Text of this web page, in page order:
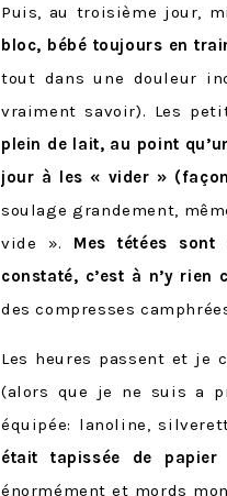
Puis, au troisième jour,
bloc, bébé toujours en
tout dans une douleur
vraiment savoir). Les
plein de lait, au point
jour à les « vider »
soulage grandement,
vide ». Mes tétées sont
constaté, c’est à n’y rien
des compresses
Les heures passent et je
(alors que je ne suis a
équipée: lanoline,
était tapissée de
énormément et mords